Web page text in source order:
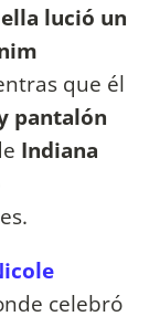
ella lució un
que él
pantalón
Indiana
celebró